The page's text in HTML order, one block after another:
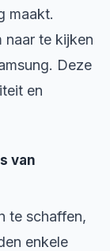
maakt.
naar te kijken
Deze
en
van
te schaffen,
enkele